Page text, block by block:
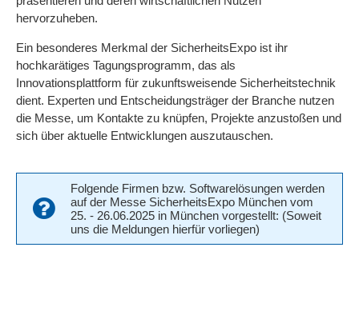
hervorzuheben.
Ein besonderes Merkmal der SicherheitsExpo ist ihr
hochkarätiges Tagungsprogramm, das als
Innovationsplattform für zukunftsweisende Sicherheitstechnik
dient. Experten und Entscheidungsträger der Branche nutzen
die Messe, um Kontakte zu knüpfen, Projekte anzustoßen und
sich über aktuelle Entwicklungen auszutauschen.
Folgende Firmen bzw. Softwarelösungen werden
auf der Messe SicherheitsExpo München vom
25. - 26.06.2025 in München vorgestellt: (Soweit
uns die Meldungen hierfür vorliegen)